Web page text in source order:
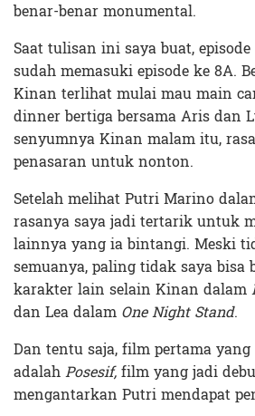
benar-benar monumental.
Saat tulisan ini saya buat, episode
sudah memasuki episode ke 8A.
Kinan terlihat mulai mau main
dinner bertiga bersama Aris dan
senyumnya Kinan malam itu,
penasaran untuk nonton.
Setelah melihat Putri Marino
rasanya saya jadi tertarik untuk
lainnya yang ia bintangi. Meski
semuanya, paling tidak saya bisa
karakter lain selain Kinan dalam
dan Lea dalam One Night Stand.
Dan tentu saja, film pertama
adalahPosesif,film yang jadi
mengantarkan Putri mendapat